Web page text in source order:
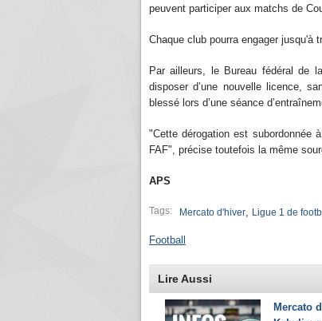
peuvent participer aux matchs de
Chaque club pourra engager jusqu'à
Par ailleurs, le Bureau fédéral de
disposer d’une nouvelle licence,
blessé lors d’une séance
"Cette dérogation est subordonnée
FAF", précise toutefois la même
APS
Tags: Mercato d'hiver, Ligue 1 de
Football
Lire Aussi
Mercato